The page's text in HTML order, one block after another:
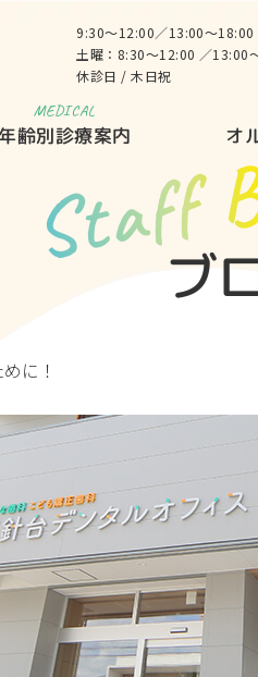
9:30～12:00／13:00～18:00
土曜：8:30～12:00 ／13:00
休診日 / 木日祝
MEDICAL
齢別診療案内 オ
Staffブ
に！